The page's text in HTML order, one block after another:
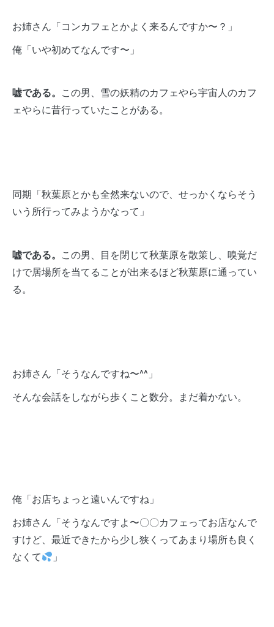
お姉さん「コンカフェとかよく来るんですか〜？」
俺「いや初めてなんです〜」
嘘である。
この男、雪の妖精のカフェやら宇宙人のカフ
ェやらに昔行っていたことがある。
同期「秋葉原とかも全然来ないので、せっかくならそう
いう所行ってみようかなって」
嘘である。
この男、目を閉じて秋葉原を散策し、嗅覚だ
けで居場所を当てることが出来るほど秋葉原に通ってい
る。
お姉さん「そうなんですね〜^^」
そんな会話をしながら歩くこと数分。まだ着かない。
俺「お店ちょっと遠いんですね」
お姉さん「そうなんですよ〜〇〇カフェってお店なんで
すけど、最近できたから少し狭くってあまり場所も良く
なくて
」